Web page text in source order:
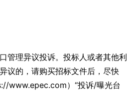
管理异议投诉。投标人或者其他利
议的，请购买招标文件后，尽快
www.epec.com）“投诉/曝光台